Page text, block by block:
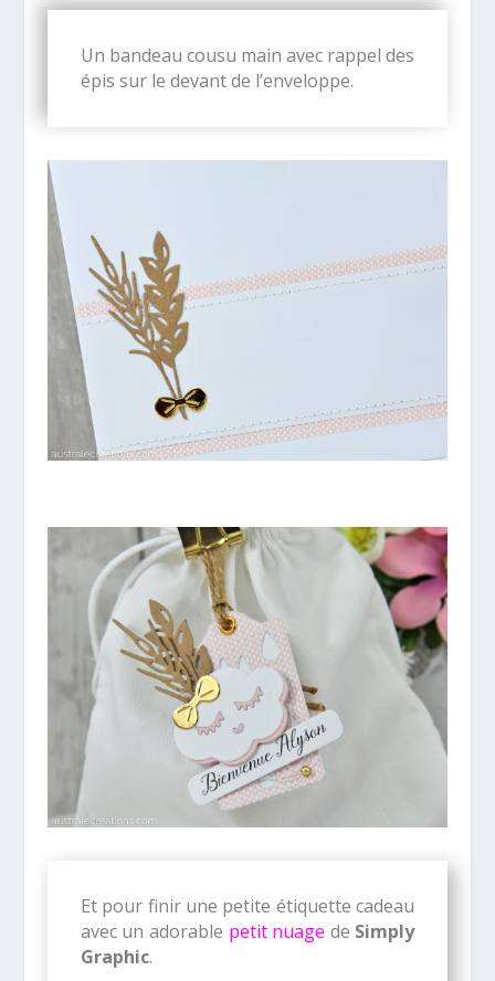
Un bandeau cousu main avec rappel des
épis sur le devant de l’enveloppe.
Et pour finir une petite étiquette cadeau
avec un adorable petit nuage de Simply
Graphic.